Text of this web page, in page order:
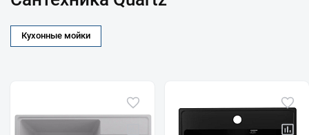
Кухонные мойки